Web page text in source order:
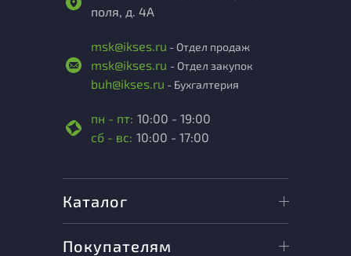
поля, д. 4А
msk@ikses.ru - Отдел продаж
msk@ikses.ru - Отдел закупок
buh@ikses.ru - Бухгалтерия
пн - пт: 10:00 - 19:00
сб - вс: 10:00 - 17:00
Каталог
Покупателям